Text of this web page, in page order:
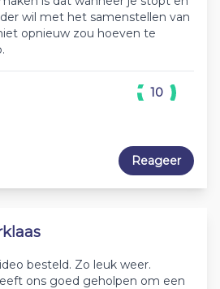
wil met het samenstellen van
opnieuw zou hoeven te
10
Reageer
besteld. Zo leuk weer.
ons goed geholpen om een